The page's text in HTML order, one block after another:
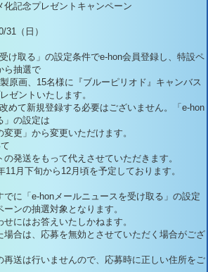
化記念プレゼントキャンペーン
31（日）
け取る」の設定条件でe-hon会員登録し、特設ペ
ら抽選で
原画、15名様に『ブルーピリオド』キャンバス
ゼントいたします。
めて新規登録する必要はございません。「e-hon
」の設定は
更」から変更いただけます。
発送をもって代えさせていただきます。
11月下旬から12月頃を予定しております。
でに「e-honメールニュースを受け取る」の設定
ンの抽選対象となります。
にはお答えいたしかねます。
場合は、応募を無効とさせていただく場合がござ
再送は行いませんので、応募時に正しい住所をご